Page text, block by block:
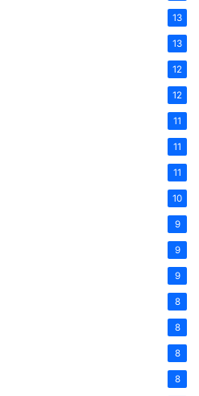
13
13
12
12
11
11
11
10
9
9
9
8
8
8
8